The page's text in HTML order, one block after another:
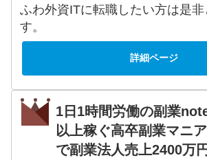
ふわ外資ITに転職したい方は是
す。
詳細ページ
1日1時間労働の副業
以上稼ぐ高卒副業マニ
で副業法人売上2400万